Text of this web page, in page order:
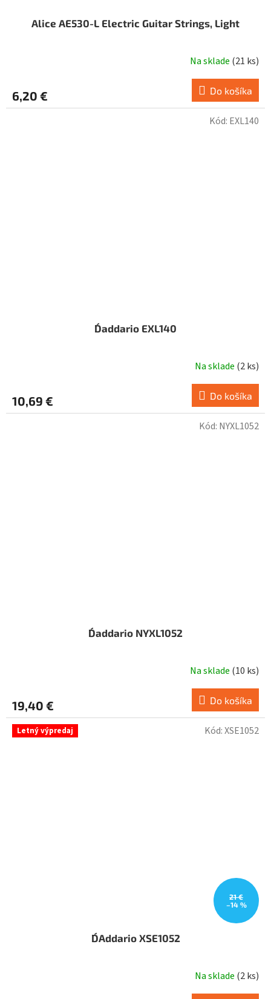
Alice AE530-L Electric Guitar Strings, Light
Na sklade (21 ks)
6,20 € Do košíka
D´addario EXL140
Na sklade (2 ks)
10,69 € Do košíka
Kód: EXL140
D´addario NYXL1052
Na sklade (10 ks)
19,40 € Do košíka
Kód: NYXL1052
Letný výpredaj
21 €
–14 %
D´Addario XSE1052
Na sklade (2 ks)
Kód:XSE1052